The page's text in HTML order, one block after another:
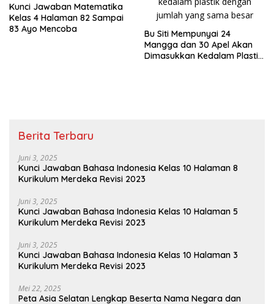
Kunci Jawaban Matematika
Kelas 4 Halaman 82 Sampai
83 Ayo Mencoba
Bu Siti Mempunyai 24
Mangga dan 30 Apel Akan
Dimasukkan Kedalam Plastik
Berita Terbaru
Juni 3, 2025
Kunci Jawaban Bahasa Indonesia Kelas 10 Halaman 8
Kurikulum Merdeka Revisi 2023
Juni 3, 2025
Kunci Jawaban Bahasa Indonesia Kelas 10 Halaman 5
Kurikulum Merdeka Revisi 2023
Juni 3, 2025
Kunci Jawaban Bahasa Indonesia Kelas 10 Halaman 3
Kurikulum Merdeka Revisi 2023
Mei 22, 2025
Peta Asia Selatan Lengkap Beserta Nama Negara dan